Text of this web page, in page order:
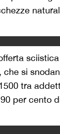
si
tra
per cento